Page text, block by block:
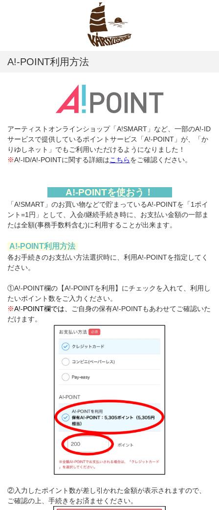
A!-POINT利用方法
アーティストオンラインショップ「A!SMART」など、一部のA!-ID
サービスで提供しているポイントサービス「A!-POINT」が、「か
りゆしネット」でもご利用いただけるようになりました！
※A!-ID/A!-POINTに関する詳細はこちらをご確認ください。
A!-POINTを使おう！
「A!SMART」のお買い物などで貯まっているA!-POINTを「1ポイ
ント=1円」として、入会/継続手続き時に、お支払い金額の一部ま
たは全額(事務手数料含む)に利用することが出来ます。
A!-POINT利用方法
各お手続きのお支払い方法選択時に、利用A!-POINTを指定してく
ださい。
①A!-POINT欄の【A!-POINTを利用】にチェックを入れて、利用し
たいポイント数をご入力ください。
※A!-POINT欄では、
ご自身の保有A!-POINTもあわせてご確認いた
だけます。
②入力したポイント数が差し引かれた金額が表示されますので、
ご確認の上、手続きをお済ませください。